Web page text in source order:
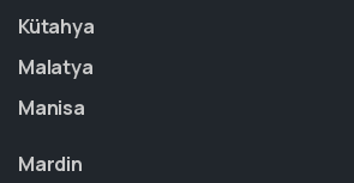
Kütahya
Malatya
Manisa
Mardin